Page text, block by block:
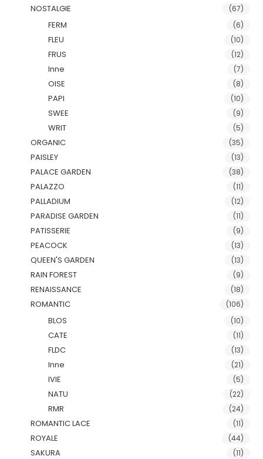
NOSTALGIE (67)
FERM (6)
FLEU (10)
FRUS (12)
Inne (7)
OISE (8)
PAPI (10)
SWEE (9)
WRIT (5)
ORGANIC (35)
PAISLEY (13)
PALACE GARDEN (38)
PALAZZO (11)
PALLADIUM (12)
PARADISE GARDEN (11)
PATISSERIE (9)
PEACOCK (13)
QUEEN'S GARDEN (13)
RAIN FOREST (9)
RENAISSANCE (18)
ROMANTIC (106)
BLOS (10)
CATE (11)
FLDC (13)
Inne (21)
IVIE (5)
NATU (22)
RMR (24)
ROMANTIC LACE (11)
ROYALE (44)
SAKURA (11)